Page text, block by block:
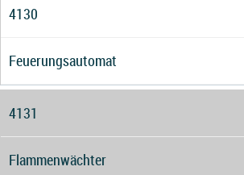
4130
Feuerungsautomat
4131
Flammenwächter